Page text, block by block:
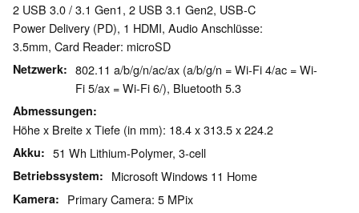
2 USB 3.0 / 3.1 Gen1, 2 USB 3.1 Gen2, USB-C
Power Delivery (PD), 1 HDMI, Audio Anschlüsse:
3.5mm, Card Reader: microSD
Netzwerk
802.11 a/b/g/n/ac/ax (a/b/g/n = Wi-Fi 4/ac = Wi-
Fi 5/ax = Wi-Fi 6/), Bluetooth 5.3
Abmessungen
Höhe x Breite x Tiefe (in mm): 18.4 x 313.5 x 224.2
Akku 51 Wh Lithium-Polymer, 3-cell
Betriebssystem Microsoft Windows 11 Home
Kamera Primary Camera: 5 MPix